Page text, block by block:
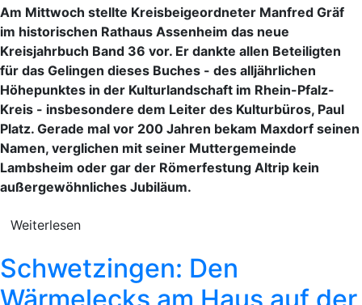
Am Mittwoch stellte Kreisbeigeordneter Manfred Gräf
im historischen Rathaus Assenheim das neue
Kreisjahrbuch Band 36 vor. Er dankte allen Beteiligten
für das Gelingen dieses Buches - des alljährlichen
Höhepunktes in der Kulturlandschaft im Rhein-Pfalz-
Kreis - insbesondere dem Leiter des Kulturbüros, Paul
Platz. Gerade mal vor 200 Jahren bekam Maxdorf seinen
Namen, verglichen mit seiner Muttergemeinde
Lambsheim oder gar der Römerfestung Altrip kein
außergewöhnliches Jubiläum.
Weiterlesen
Schwetzingen: Den
Wärmelecks am Haus auf der